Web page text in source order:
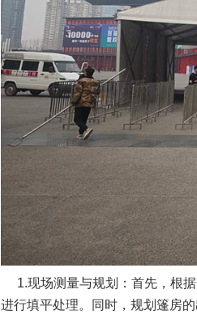
1.现场测量与规划：首先，根据
进行填平处理。同时，规划篷房